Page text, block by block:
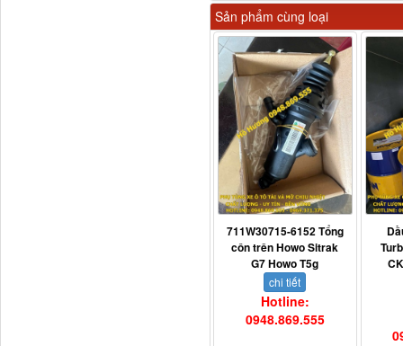
Sản phẩm cùng loại
711W30715-6152 Tổng
côn trên Howo Sitrak
G7 Howo T5g
chi tiết
Hotline:
0948.869.555